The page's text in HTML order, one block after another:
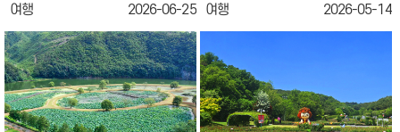
여행 2026-06-25 여행 2026-05-14